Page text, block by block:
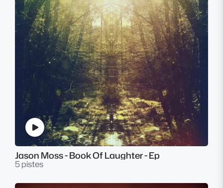
Jason Moss - Book Of Laughter - Ep
5 pistes